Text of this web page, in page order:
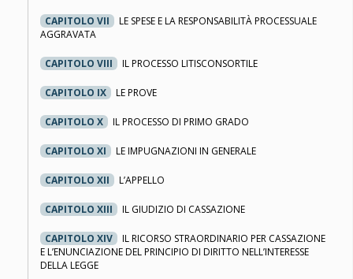
CAPITOLO VII
LE SPESE E LA RESPONSABILITÀ PROCESSUALE
AGGRAVATA
CAPITOLO VIII IL PROCESSO LITISCONSORTILE
CAPITOLO IX LE PROVE
CAPITOLO X IL PROCESSO DI PRIMO GRADO
CAPITOLO XI LE IMPUGNAZIONI IN GENERALE
CAPITOLO XII L’APPELLO
CAPITOLO XIII IL GIUDIZIO DI CASSAZIONE
CAPITOLO XIV
IL RICORSO STRAORDINARIO PER CASSAZIONE
E L’ENUNCIAZIONE DEL PRINCIPIO DI DIRITTO NELL’INTERESSE
DELLA LEGGE